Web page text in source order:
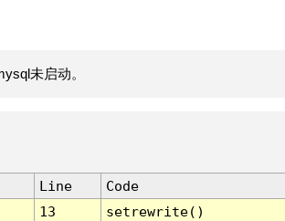
未启动。
Line
Code
13
setrewrite()